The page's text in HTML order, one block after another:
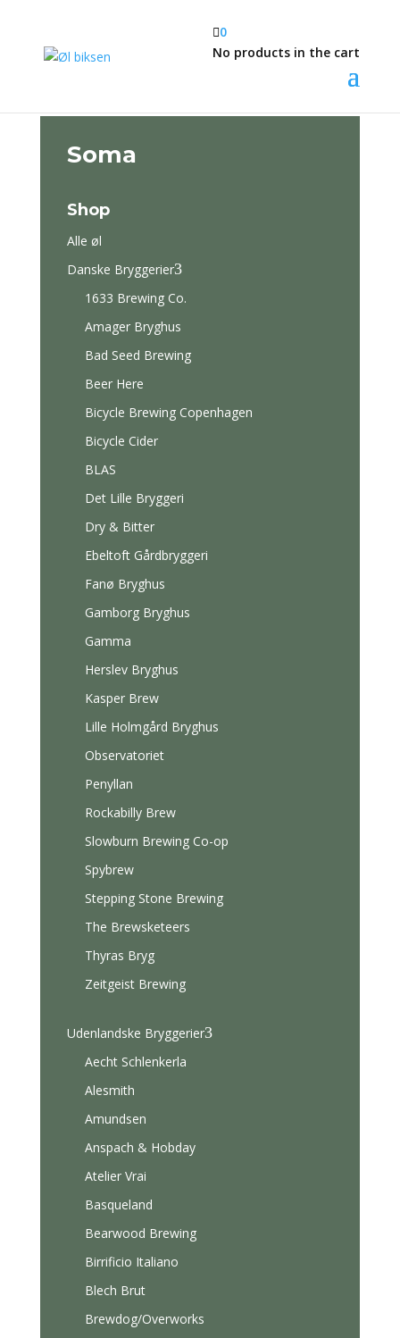
0
No products in the cart
Soma
Shop
Alle øl
Danske Bryggerier3
1633 Brewing Co.
Amager Bryghus
Bad Seed Brewing
Beer Here
Bicycle Brewing Copenhagen
Bicycle Cider
BLAS
Det Lille Bryggeri
Dry & Bitter
Ebeltoft Gårdbryggeri
Fanø Bryghus
Gamborg Bryghus
Gamma
Herslev Bryghus
Kasper Brew
Lille Holmgård Bryghus
Observatoriet
Penyllan
Rockabilly Brew
Slowburn Brewing Co-op
Spybrew
Stepping Stone Brewing
The Brewsketeers
Thyras Bryg
Zeitgeist Brewing
Udenlandske Bryggerier3
Aecht Schlenkerla
Alesmith
Amundsen
Anspach & Hobday
Atelier Vrai
Basqueland
Bearwood Brewing
Birrificio Italiano
Blech Brut
Brewdog/Overworks